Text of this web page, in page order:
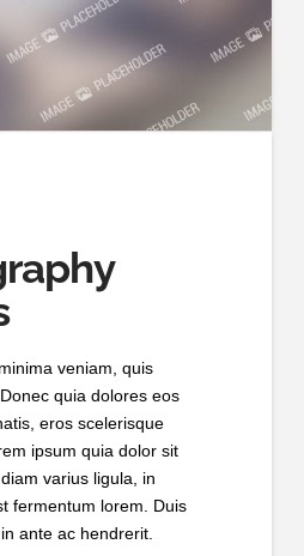
veniam, quis
quia dolores eos
eros scelerisque
ipsum quia dolor sit
varius ligula, in
fermentum lorem. Duis
ante ac hendrerit.